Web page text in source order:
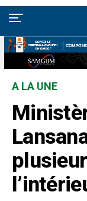
A LA UNE